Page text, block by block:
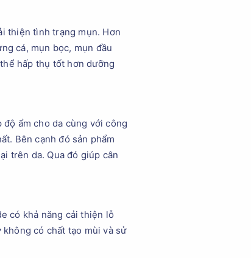
thiện tình trạng mụn. Hơn
cá, mụn bọc, mụn đầu
hấp thụ tốt hơn dưỡng
ẩm cho da cùng với công
Bên cạnh đó sản phẩm
trên da. Qua đó giúp cân
có khả năng cải thiện lỗ
có chất tạo mùi và sử